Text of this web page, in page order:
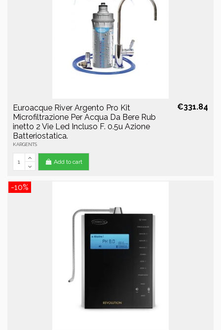
Euroacque River Argento Pro Kit
Microfiltrazione Per Acqua Da Bere Rub
inetto 2 Vie Led Incluso F. 0.5u Azione
Batteriostatica.
KARGENTS
€331.84
Add to cart
-10%